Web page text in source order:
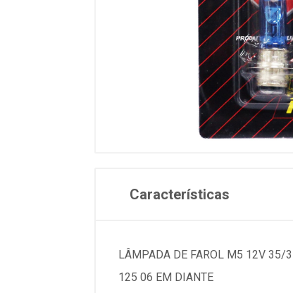
Características
LÂMPADA DE FAROL M5 12V 35/
125 06 EM DIANTE